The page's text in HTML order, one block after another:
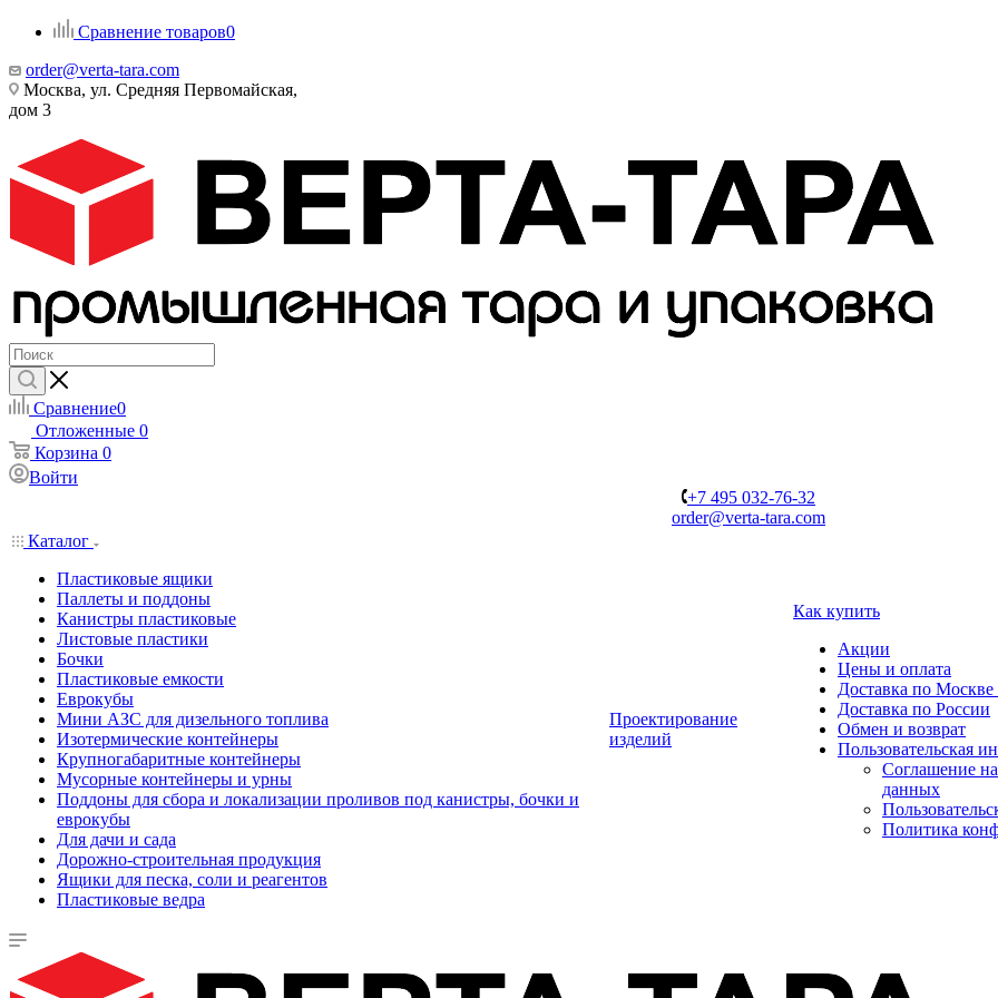
Сравнение товаров0
order@verta-tara.com
Москва, ул. Средняя Первомайская,
дом 3
Сравнение0
Отложенные 0
Корзина 0
Войти
+7 495 032-76-32
order@verta-tara.com
Каталог
Пластиковые ящики
Паллеты и поддоны
Канистры пластиковые
Листовые пластики
Бочки
Пластиковые емкости
Еврокубы
Мини АЗС для дизельного топлива
Изотермические контейнеры
Крупногабаритные контейнеры
Мусорные контейнеры и урны
Поддоны для сбора и локализации проливов под канистры, бочки и
еврокубы
Для дачи и сада
Дорожно-строительная продукция
Ящики для песка, соли и реагентов
Пластиковые ведра
Проектирование
изделий
Как купить
Акции
Цены и оплата
Доставка по Москве
Доставка по России
Обмен и возврат
Пользовательская
Соглашение
данных
Политика